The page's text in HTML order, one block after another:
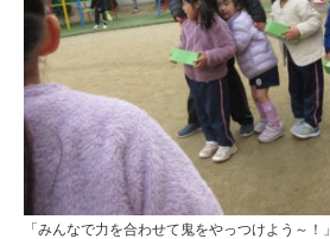
「みんなで力を合わせて鬼をやっつけよう～！」